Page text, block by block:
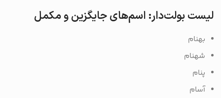
لیست بولت‌دار: اسم‌های جایگزین و مکمل
بهنام
شهنام
پنام
آسام